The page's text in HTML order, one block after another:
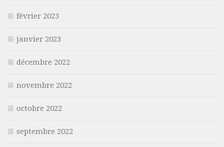
février 2023
janvier 2023
décembre 2022
novembre 2022
octobre 2022
septembre 2022